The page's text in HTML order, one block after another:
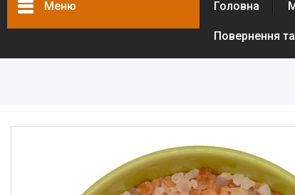
Меню
Цукрозамінники,
підсолоджувачі
Головна
Повернення